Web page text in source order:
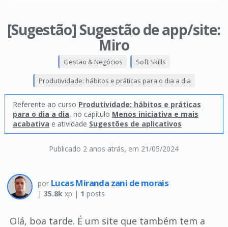
[Sugestão] Sugestão de app/site:
Miro
Publicado 2 anos atrás, em 21/05/2024
Gestão & Negócios Soft Skills
Produtividade: hábitos e práticas para o dia a dia
Referente ao curso Produtividade: hábitos e práticas
para o dia a dia, no capítulo Menos iniciativa e mais
acabativa e atividade Sugestões de aplicativos
por Lucas Miranda zani de morais
| 35.8kxp | 1 posts
Olá, boa tarde. É um site que também tem a